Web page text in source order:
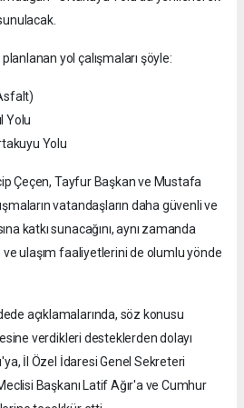
yol çalışmaları şöyle:
Yolu
Yolu
Çeçen, Tayfur Başkan ve Mustafa
vatandaşların daha güvenli ve
katkı sunacağını, aynı zamanda
ulaşım faaliyetlerini de olumlu yönde
açıklamalarında, söz konusu
verdikleri desteklerden dolayı
İl Özel İdaresi Genel Sekreteri
Başkanı Latif Ağır'a ve Cumhur